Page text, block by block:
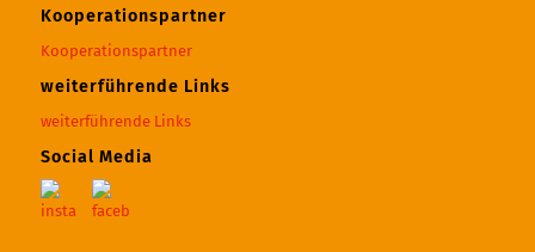
Kooperationspartner
Kooperationspartner
weiterführende Links
weiterführende Links
Social Media